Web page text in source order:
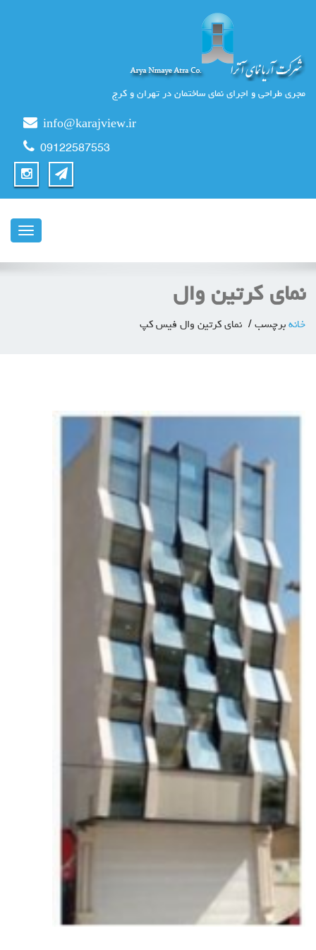
مجری طراحی و اجرای نمای ساختمان در تهران و کرج
info@karajview.ir
09122587553
ناوبری
نمای کرتین وال
خانه برچسب نمای کرتین وال فیس کپ